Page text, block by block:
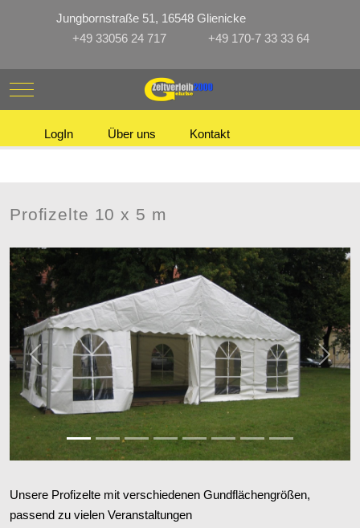
Jungbornstraße 51, 16548 Glienicke
+49 33056 24 717
+49 170-7 33 33 64
Mobile Menu Toggle
LogIn Über uns Kontakt
Profizelte 10 x 5 m
Zurück Weiter
Unsere Profizelte mit verschiedenen Gundflächengrößen,
passend zu vielen Veranstaltungen